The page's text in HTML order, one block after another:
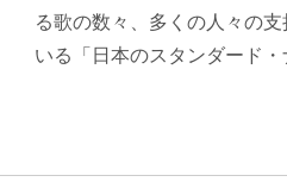
る歌の数々、多くの人々の
いる「日本のスタンダード